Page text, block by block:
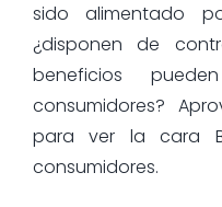
sido alimentado
¿disponen de
beneficios
consumidores?
para ver la cara
consumidores.